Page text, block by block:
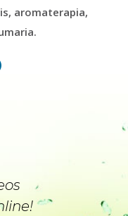
aromaterapia,